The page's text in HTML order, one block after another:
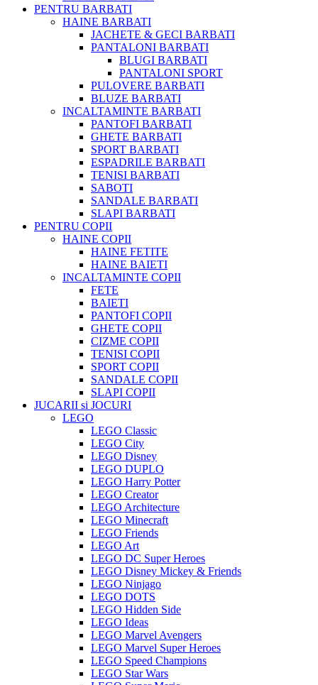
PENTRU BARBATI
HAINE BARBATI
JACHETE & GECI BARBATI
PANTALONI BARBATI
BLUGI BARBATI
PANTALONI SPORT
PULOVERE BARBATI
BLUZE BARBATI
INCALTAMINTE BARBATI
PANTOFI BARBATI
GHETE BARBATI
SPORT BARBATI
ESPADRILE BARBATI
TENISI BARBATI
SABOTI
SANDALE BARBATI
SLAPI BARBATI
PENTRU COPII
HAINE COPII
HAINE FETITE
HAINE BAIETI
INCALTAMINTE COPII
FETE
BAIETI
PANTOFI COPII
GHETE COPII
CIZME COPII
TENISI COPII
SPORT COPII
SANDALE COPII
SLAPI COPII
JUCARII si JOCURI
LEGO
LEGO Classic
LEGO City
LEGO Disney
LEGO DUPLO
LEGO Harry Potter
LEGO Creator
LEGO Architecture
LEGO Minecraft
LEGO Friends
LEGO Art
LEGO DC Super Heroes
LEGO Disney Mickey & Friends
LEGO Ninjago
LEGO DOTS
LEGO Hidden Side
LEGO Ideas
LEGO Marvel Avengers
LEGO Marvel Super Heroes
LEGO Speed Champions
LEGO Star Wars